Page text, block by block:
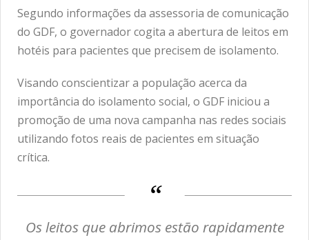
Segundo informações da assessoria de comunicação
do GDF, o governador cogita a abertura de leitos em
hotéis para pacientes que precisem de isolamento.
Visando conscientizar a população acerca da
importância do isolamento social, o GDF iniciou a
promoção de uma nova campanha nas redes sociais
utilizando fotos reais de pacientes em situação
crítica.
Os leitos que abrimos estão rapidamente